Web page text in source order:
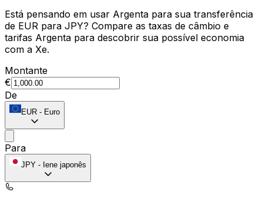
Está pensando em usar Argenta para sua transferência
de EUR para JPY? Compare as taxas de câmbio e
tarifas Argenta para descobrir sua possível economia
com a Xe.
Montante
€
De
EUR - Euro
Para
JPY - Iene japonês